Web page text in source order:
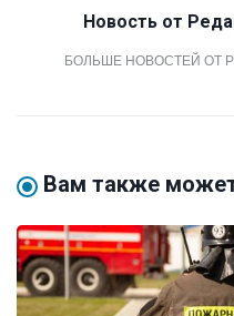
Новость от
БОЛЬШЕ НОВОСТЕЙ ОТ
Вам также